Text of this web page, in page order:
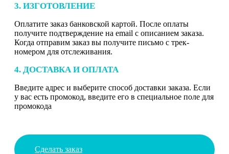
3. ИЗГОТОВЛЕНИЕ
Оплатите заказ банковской картой. После оплаты
получите подтверждение на email с описанием заказа.
Когда отправим заказ вы получите письмо с трек-
номером для отслеживания.
4. ДОСТАВКА И ОПЛАТА
Введите адрес и выберите способ доставки заказа. Если
у вас есть промокод, введите его в специальное поле для
промокода
Сделать заказ